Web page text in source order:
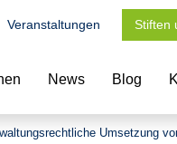
Veranstaltungen Stiften
News Blog
Umsetzung